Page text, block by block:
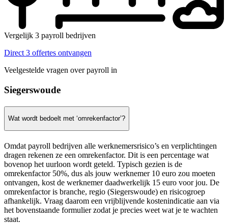
Vergelijk 3 payroll bedrijven
Direct 3 offertes ontvangen
Veelgestelde vragen over payroll in
Siegerswoude
Wat wordt bedoelt met ‘omrekenfactor’?
Omdat payroll bedrijven alle werknemersrisico’s en verplichtingen
dragen rekenen ze een omrekenfactor. Dit is een percentage wat
bovenop het uurloon wordt geteld. Typisch gezien is de
omrekenfactor 50%, dus als jouw werknemer 10 euro zou moeten
ontvangen, kost de werknemer daadwerkelijk 15 euro voor jou. De
omrekenfactor is branche, regio (Siegerswoude) en risicogroep
afhankelijk. Vraag daarom een vrijblijvende kostenindicatie aan via
het bovenstaande formulier zodat je precies weet wat je te wachten
staat.